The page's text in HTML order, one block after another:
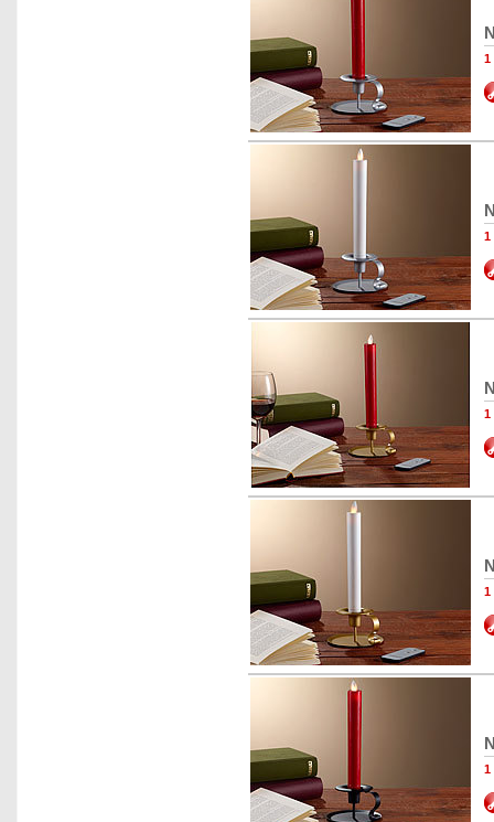
1
1
1
1
1